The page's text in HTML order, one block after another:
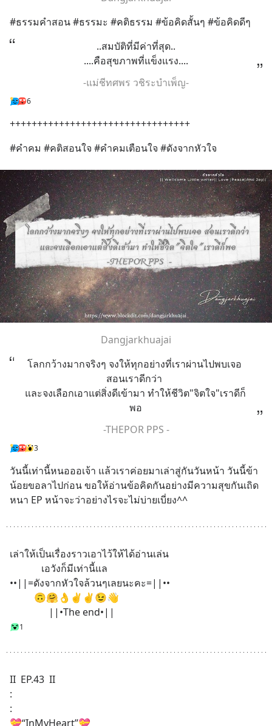
#ธรรมคำสอน #ธรรมะ #คติธรรม #ข้อคิดสั้นๆ #ข้อคิดดีๆ
..สมบัติที่มีค่าที่สุด..
....คือสุขภาพที่แข็งแรง....
-แม่ชีทศพร วชิระบำเพ็ญ-
6
+++++++++++++++++++++++++++++++++
#คำคม #คติสอนใจ #คำคมเตือนใจ #ดังจากหัวใจ
Dangjarkhuajai
โลกกว้างมากจริงๆ จงให้ทุกอย่างที่เราผ่านไปพบเจอ
สอนเราดีกว่า
และจงเลือกเอาแต่สิ่งดีเข้ามา ทำให้ชีวิต"จิตใจ"เราดีก็
พอ
-THEPOR PPS -
3
วันนี้เท่านี้หนอออเจ้า แล้วเราค่อยมาเล่าสู่กันวันหน้า วันนี้ข้า
น้อยขอลาไปก่อน ขอให้อ่านข้อคิดกันอย่างมีความสุขกันเถิด
หนา EP หน้าจะว่าอย่างไรจะไม่บ่ายเบี่ยง^^
เล่าให้เป็นเรื่องราวเอาไว้ให้ได้อ่านเล่น
             เอวังก็มีเท่านี้แล
••||=ดังจากหัวใจล้วนๆเลยนะคะ=||••
          🙃🤗👌✌️✌️😉👋
                ||•The end•||
1
II  EP.43  II
:
:
💝“InMyHeart”💝